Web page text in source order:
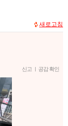
새로고침
신고 | 공감 확인